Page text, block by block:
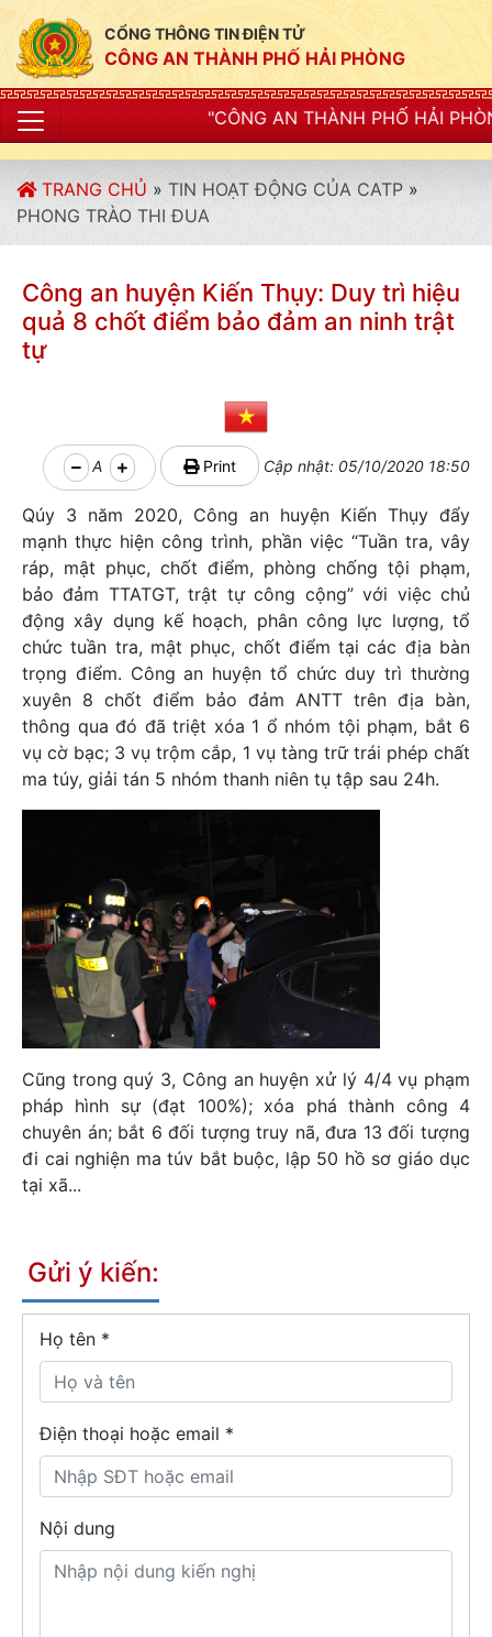
CỔNG THÔNG TIN ĐIỆN TỬ
CÔNG AN THÀNH PHỐ HẢI PHÒNG
"CÔNG AN THÀNH PHỐ HẢI PHÒNG SIẾT CHẶT
TRANG CHỦ » TIN HOẠT ĐỘNG CỦA CATP »
PHONG TRÀO THI ĐUA
Công an huyện Kiến Thụy: Duy trì hiệu
quả 8 chốt điểm bảo đảm an ninh trật
tự
A Print Cập nhật: 05/10/2020 18:50
Qúy 3 năm 2020, Công an huyện Kiến Thụy đẩy
mạnh thực hiện công trình, phần việc “Tuần tra, vây
ráp, mật phục, chốt điểm, phòng chống tội phạm,
bảo đảm TTATGT, trật tự công cộng” với việc chủ
động xây dụng kế hoạch, phân công lực lượng, tổ
chức tuần tra, mật phục, chốt điểm tại các địa bàn
trọng điểm. Công an huyện tổ chức duy trì thường
xuyên 8 chốt điểm bảo đảm ANTT trên địa bàn,
thông qua đó đã triệt xóa 1 ổ nhóm tội phạm, bắt 6
vụ cờ bạc; 3 vụ trộm cắp, 1 vụ tàng trữ trái phép chất
ma túy, giải tán 5 nhóm thanh niên tụ tập sau 24h.
Cũng trong quý 3, Công an huyện xử lý 4/4 vụ phạm
pháp hình sự (đạt 100%); xóa phá thành công 4
chuyên án; bắt 6 đối tượng truy nã, đưa 13 đối tượng
đi cai nghiện ma túv bắt buộc, lập 50 hồ sơ giáo dục
tại xã...
Gửi ý kiến:
Họ tên *
Điện thoại hoặc email *
Nội dung